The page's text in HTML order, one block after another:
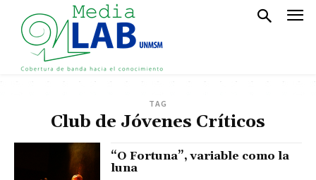
TAG
Club de Jóvenes Críticos
“O Fortuna”, variable como la
luna